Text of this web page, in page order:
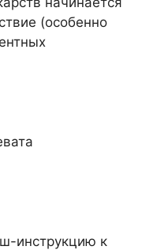
(особенно
инструкцию к